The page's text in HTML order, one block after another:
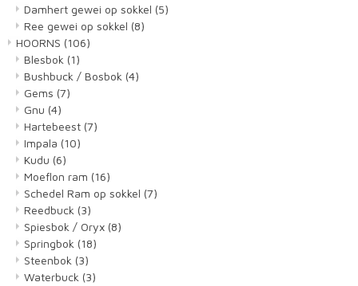
Damhert gewei op sokkel (5)
Ree gewei op sokkel (8)
HOORNS (106)
Blesbok (1)
Bushbuck / Bosbok (4)
Gems (7)
Gnu (4)
Hartebeest (7)
Impala (10)
Kudu (6)
Moeflon ram (16)
Schedel Ram op sokkel (7)
Reedbuck (3)
Spiesbok / Oryx (8)
Springbok (18)
Steenbok (3)
Waterbuck (3)